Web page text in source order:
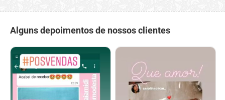
Alguns depoimentos de nossos clientes